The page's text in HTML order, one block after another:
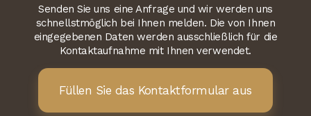
Senden Sie uns eine Anfrage und wir werden uns
schnellstmöglich bei Ihnen melden. Die von Ihnen
eingegebenen Daten werden ausschließlich für die
Kontaktaufnahme mit Ihnen verwendet.
Füllen Sie das Kontaktformular aus